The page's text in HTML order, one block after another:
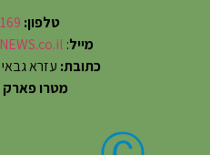
טלפון:
מייל:
כתובת: עזרא גבאי 3, בניין A קומה 6
מטרו פארק